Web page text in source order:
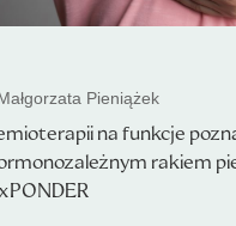
Pieniążek
na funkcje
rakiem